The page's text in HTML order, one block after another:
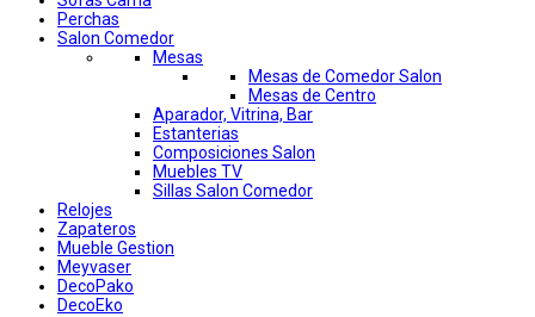
Perchas
Salon Comedor
Mesas
Mesas de Comedor Salon
Mesas de Centro
Aparador, Vitrina, Bar
Estanterias
Composiciones Salon
Muebles TV
Sillas Salon Comedor
Relojes
Zapateros
Mueble Gestion
Meyvaser
DecoPako
DecoEko